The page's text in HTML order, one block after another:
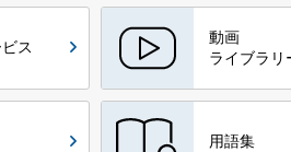
ス
動画
ライブラリ
用語集